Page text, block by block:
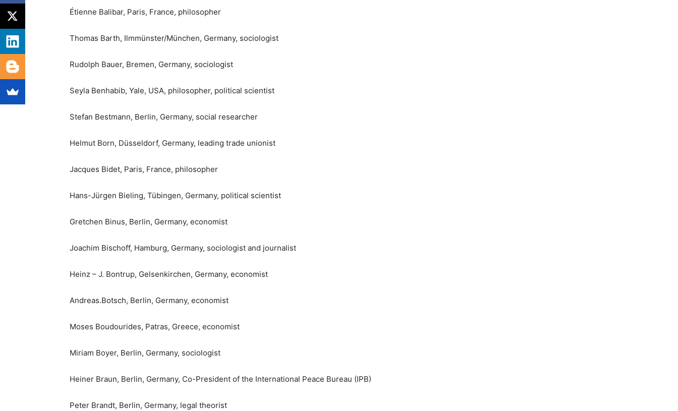
Étienne Balibar, Paris, France, philosopher
Thomas Barth, Ilmmünster/München, Germany, sociologist
Rudolph Bauer, Bremen, Germany, sociologist
Seyla Benhabib, Yale, USA, philosopher, political scientist
Stefan Bestmann, Berlin, Germany, social researcher
Helmut Born, Düsseldorf, Germany, leading trade unionist
Jacques Bidet, Paris, France, philosopher
Hans-Jürgen Bieling, Tübingen, Germany, political scientist
Gretchen Binus, Berlin, Germany, economist
Joachim Bischoff, Hamburg, Germany, sociologist and journalist
Heinz – J. Bontrup, Gelsenkirchen, Germany, economist
Andreas.Botsch, Berlin, Germany, economist
Moses Boudourides, Patras, Greece, economist
Miriam Boyer, Berlin, Germany, sociologist
Heiner Braun, Berlin, Germany, Co-President of the International Peace Bureau (IPB)
Peter Brandt, Berlin, Germany, legal theorist